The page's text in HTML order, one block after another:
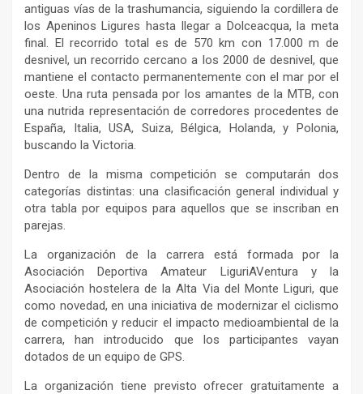
antiguas vías de la trashumancia, siguiendo la cordillera de
los Apeninos Ligures hasta llegar a Dolceacqua, la meta
final. El recorrido total es de 570 km con 17.000 m de
desnivel, un recorrido cercano a los 2000 de desnivel, que
mantiene el contacto permanentemente con el mar por el
oeste. Una ruta pensada por los amantes de la MTB, con
una nutrida representación de corredores procedentes de
España, Italia, USA, Suiza, Bélgica, Holanda, y Polonia,
buscando la Victoria.
Dentro de la misma competición se computarán dos
categorías distintas: una clasificación general individual y
otra tabla por equipos para aquellos que se inscriban en
parejas.
La organización de la carrera está formada por la
Asociación Deportiva Amateur LiguriAVentura y la
Asociación hostelera de la Alta Via del Monte Liguri, que
como novedad, en una iniciativa de modernizar el ciclismo
de competición y reducir el impacto medioambiental de la
carrera, han introducido que los participantes vayan
dotados de un equipo de GPS.
La organización tiene previsto ofrecer gratuitamente a